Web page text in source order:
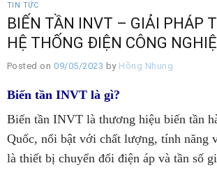
TIN TỨC
BIẾN TẦN INVT – GIẢI PHÁP
HỆ THỐNG ĐIỆN CÔNG
Posted on 09/05/2023 by Hồng Nhung
Biến tần INVT là gì?
Biến tần INVT là thương hiệu biến tần
Quốc, nổi bật với chất lượng, tính năng
là thiết bị chuyển đổi điện áp và tần số